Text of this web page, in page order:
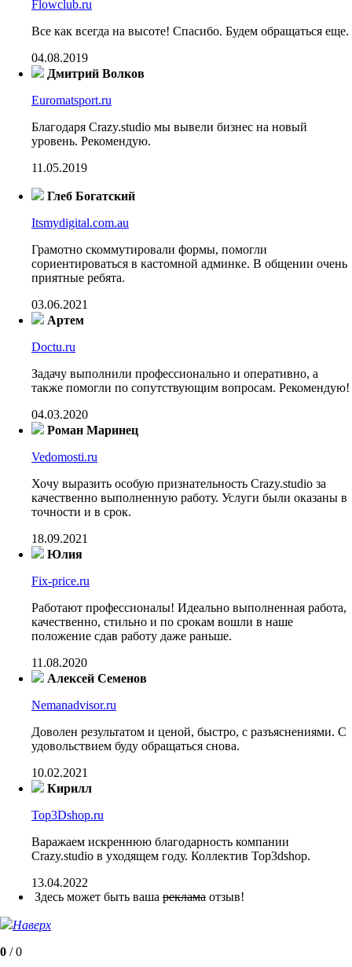
Flowclub.ru
Все как всегда на высоте! Спасибо. Будем обращаться еще.
04.08.2019
Дмитрий Волков
Euromatsport.ru
Благодаря Crazy.studio мы вывели бизнес на новый
уровень. Рекомендую.
11.05.2019
Глеб Богатский
Itsmydigital.com.au
Грамотно скоммутировали формы, помогли
сориентироваться в кастомной админке. В общении очень
приятные ребята.
03.06.2021
Артем
Doctu.ru
Задачу выполнили профессионально и оперативно, а
также помогли по сопутствующим вопросам. Рекомендую!
04.03.2020
Роман Маринец
Vedomosti.ru
Хочу выразить особую признательность Crazy.studio за
качественно выполненную работу. Услуги были оказаны в
точности и в срок.
18.09.2021
Юлия
Fix-price.ru
Работают профессионалы! Идеально выполненная работа,
качественно, стильно и по срокам вошли в наше
положение сдав работу даже раньше.
11.08.2020
Алексей Семенов
Nemanadvisor.ru
Доволен результатом и ценой, быстро, с разъяснениями. С
удовольствием буду обращаться снова.
10.02.2021
Кирилл
Top3Dshop.ru
Варажаем искреннюю благодарность компании
Crazy.studio в уходящем году. Коллектив Top3dshop.
13.04.2022
Здесь может быть ваша реклама отзыв!
Наверх
0 /0